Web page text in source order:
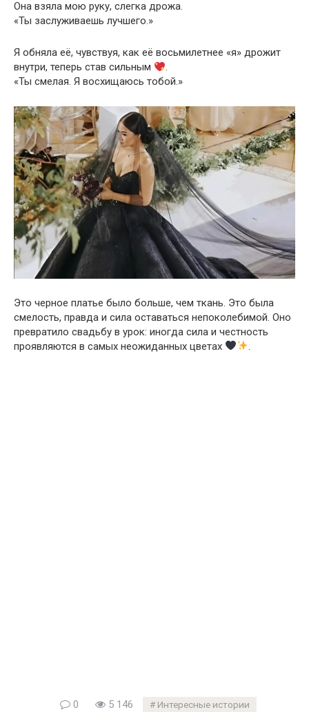
Она взяла мою руку, слегка дрожа.
«Ты заслуживаешь лучшего.»
Я обняла её, чувствуя, как её восьмилетнее «я» дрожит
внутри, теперь став сильным
.
«Ты смелая. Я восхищаюсь тобой.»
Это черное платье было больше, чем ткань. Это была
смелость, правда и сила оставаться непоколебимой. Оно
превратило свадьбу в урок: иногда сила и честность
проявляются в самых неожиданных цветах
0 5 146 Интересные истории